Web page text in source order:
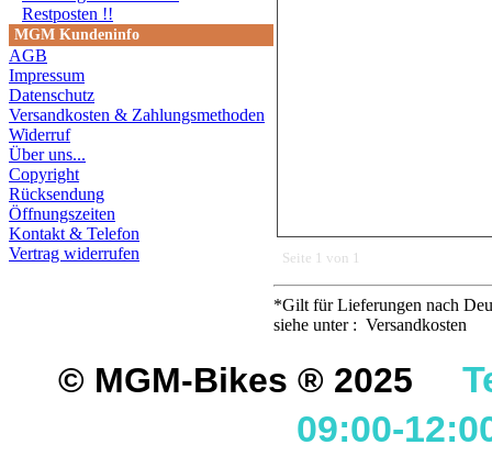
Restposten !!
MGM Kundeninfo
AGB
Impressum
Datenschutz
Versandkosten & Zahlungsmethoden
Widerruf
Über uns...
Copyright
Rücksendung
Öffnungszeiten
Kontakt & Telefon
Vertrag widerrufen
Seite 1 von 1
*Gilt für Lieferungen nach
siehe unter : Versandkosten
© MGM-Bikes ® 2025
09:00-